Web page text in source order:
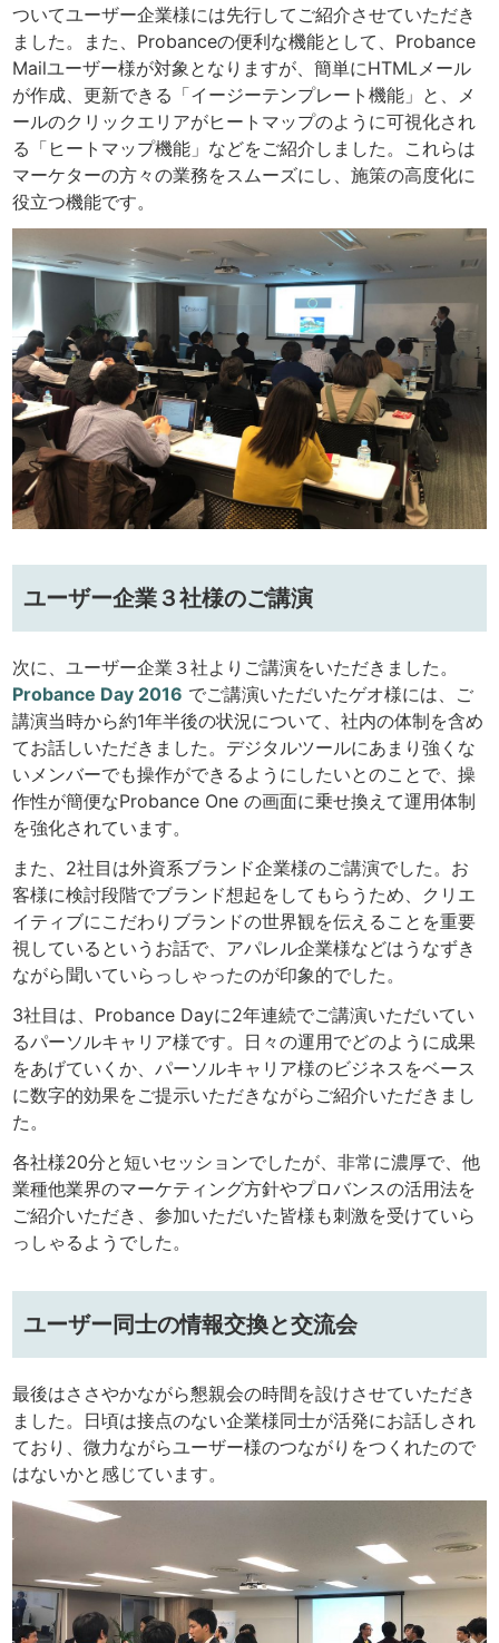
ついてユーザー企業様には先行してご紹介させていただき
ました。また、Probanceの便利な機能として、Probance
Mailユーザー様が対象となりますが、簡単にHTMLメール
が作成、更新できる「イージーテンプレート機能」と、メ
ールのクリックエリアがヒートマップのように可視化され
る「ヒートマップ機能」などをご紹介しました。これらは
マーケターの方々の業務をスムーズにし、施策の高度化に
役立つ機能です。
ユーザー企業３社様のご講演
次に、ユーザー企業３社よりご講演をいただきました。
Probance Day 2016 でご講演いただいたゲオ様には、ご
講演当時から約1年半後の状況について、社内の体制を含め
てお話しいただきました。デジタルツールにあまり強くな
いメンバーでも操作ができるようにしたいとのことで、操
作性が簡便なProbance One の画面に乗せ換えて運用体制
を強化されています。
また、2社目は外資系ブランド企業様のご講演でした。お
客様に検討段階でブランド想起をしてもらうため、クリエ
イティブにこだわりブランドの世界観を伝えることを重要
視しているというお話で、アパレル企業様などはうなずき
ながら聞いていらっしゃったのが印象的でした。
3社目は、Probance Dayに2年連続でご講演いただいてい
るパーソルキャリア様です。日々の運用でどのように成果
をあげていくか、パーソルキャリア様のビジネスをベース
に数字的効果をご提示いただきながらご紹介いただきまし
た。
各社様20分と短いセッションでしたが、非常に濃厚で、他
業種他業界のマーケティング方針やプロバンスの活用法を
ご紹介いただき、参加いただいた皆様も刺激を受けていら
っしゃるようでした。
ユーザー同士の情報交換と交流会
最後はささやかながら懇親会の時間を設けさせていただき
ました。日頃は接点のない企業様同士が活発にお話しされ
ており、微力ながらユーザー様のつながりをつくれたので
はないかと感じています。